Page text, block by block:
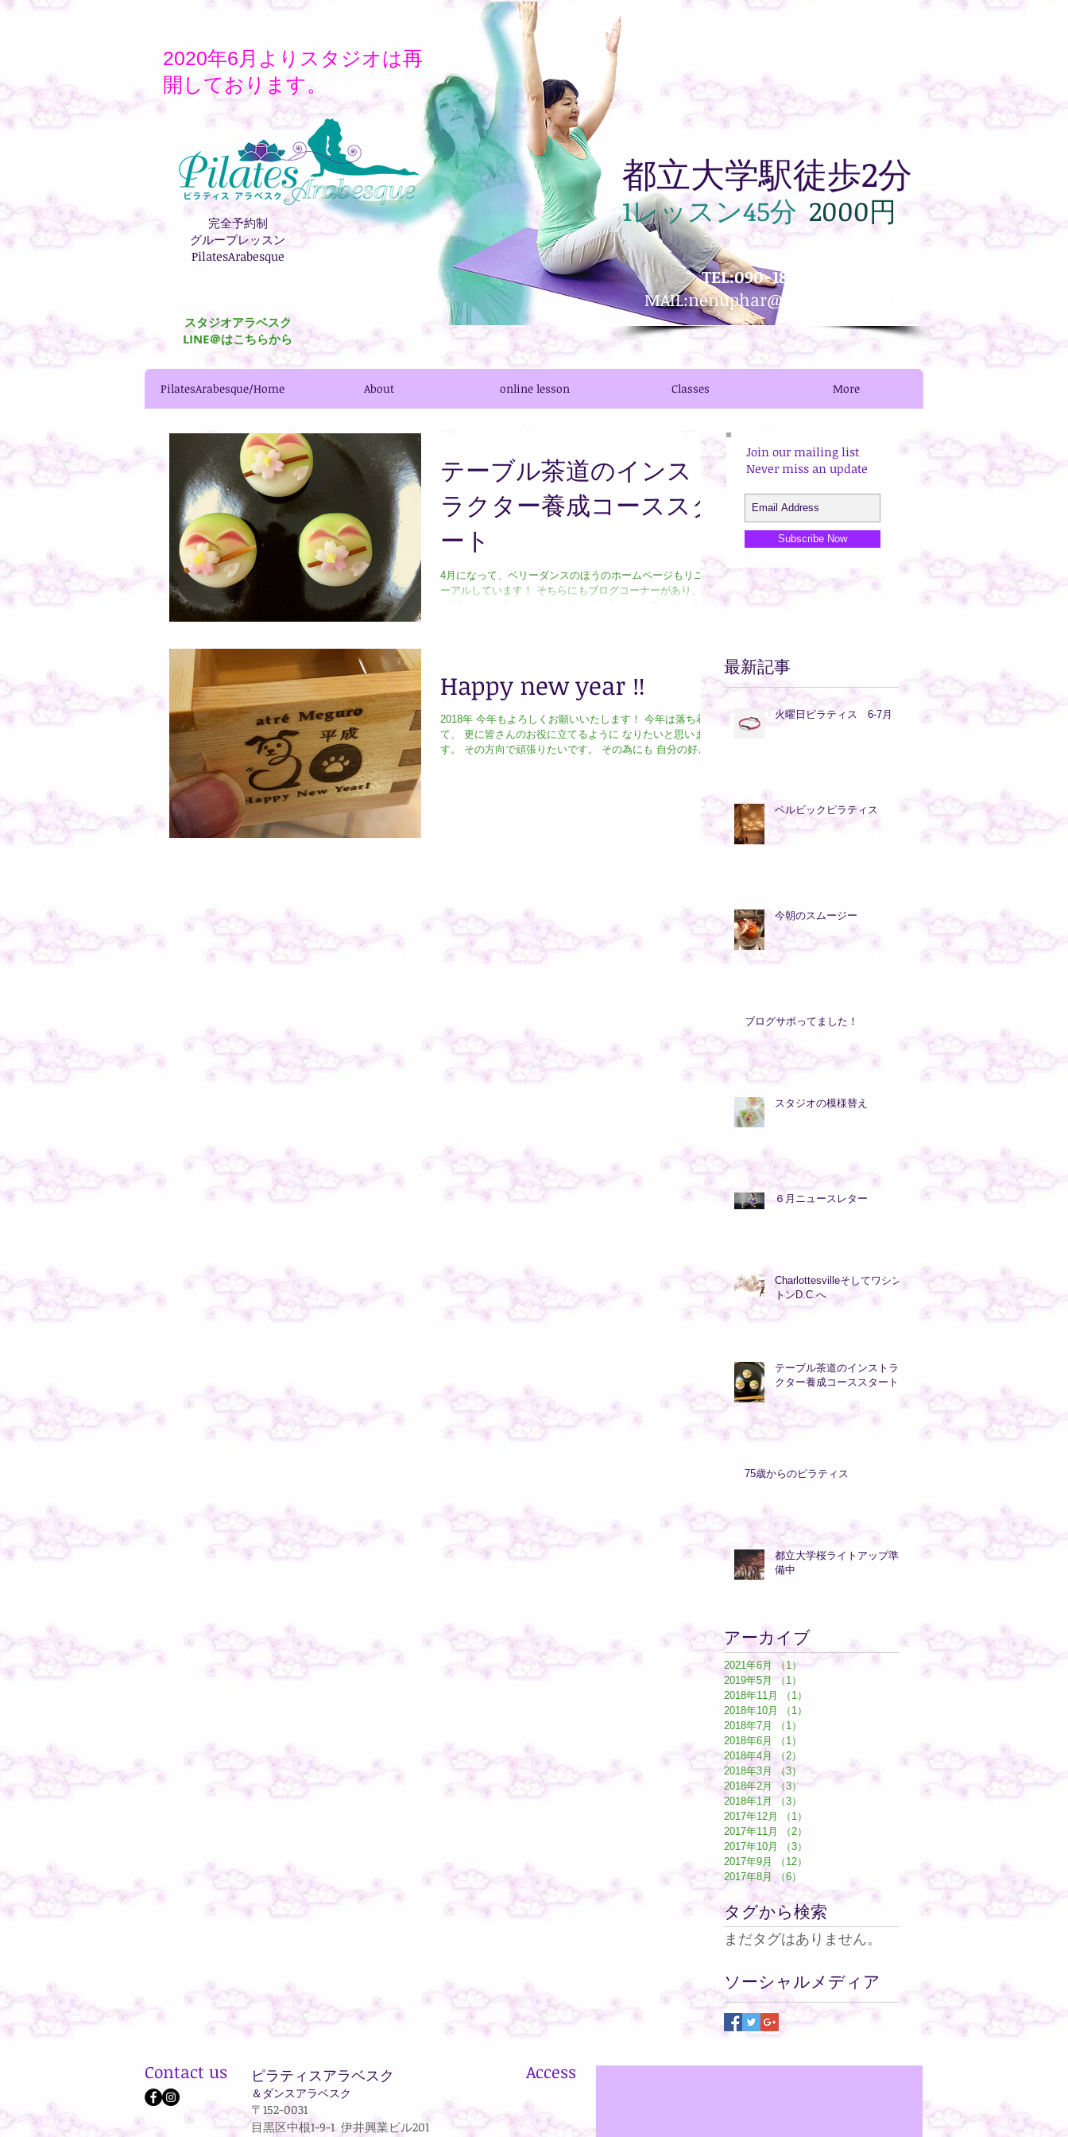
完全予約制
グループレッスン
PilatesArabesque
都立大学駅徒歩2分
1レッスン45分 2000円
TEL:090-1817-6944
MAIL:nenuphar@dancearab.com
スタジオアラベスク
​LINE＠はこちらから
2020年6月よりスタジオは再
開しております。
PilatesArabesque/Home About online lesson Classes More
テーブル茶道のインスト
ラクター養成コーススタ
ート
4月になって、ベリーダンスのほうのホームページもリニュ
ーアルしています！ そちらにもブログコーナーがあり、同
じWix.comを使っているのですが、 たぶん、使っている元
Happy new year ‼️
2018年 今年もよろしくお願いいたします！ 今年は落ち着い
て、 更に皆さんのお役に立てるように なりたいと思いま
す。 その方向で頑張りたいです。 その為にも 自分の好きな
Join our mailing list
Never miss an update
Subscribe Now
最新記事
火曜日ピラティス 6-7月
ペルビックピラティス
今朝のスムージー
ブログサボってました！
スタジオの模様替え
６月ニュースレター
Charlottesvilleそしてワシン
トンD.C.へ
テーブル茶道のインストラ
クター養成コーススタート
75歳からのピラティス
都立大学桜ライトアップ準
備中
アーカイブ
2021年6月 （1） 1件の記事
2019年5月 （1）
2018年11月
（1）
2018年10月
（1）
2018年7月
（1）
2018年6月
（1）
2018年4月
（2）
2018年3月
（3）
3件の記事
2018年2月 （3） 3件の記事
2018年1月
（3）
2017年12月
（1）
2017年11月
（2）
2017年10月
（3）
2017年9月
（12）
2017年8月
（6）
タグから検索
まだタグはありません。
ソーシャルメディア
ピラティスアラベスク
＆ダンスアラベスク
〒152-0031
目黒区中根1-9-1伊井興業ビル201
Contact us Access